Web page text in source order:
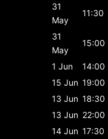
31
May
11:30
31
May
15:00
1 Jun
14:00
15 Jun 19:00
13 Jun 18:30
13 Jun 22:00
14 Jun 17:30